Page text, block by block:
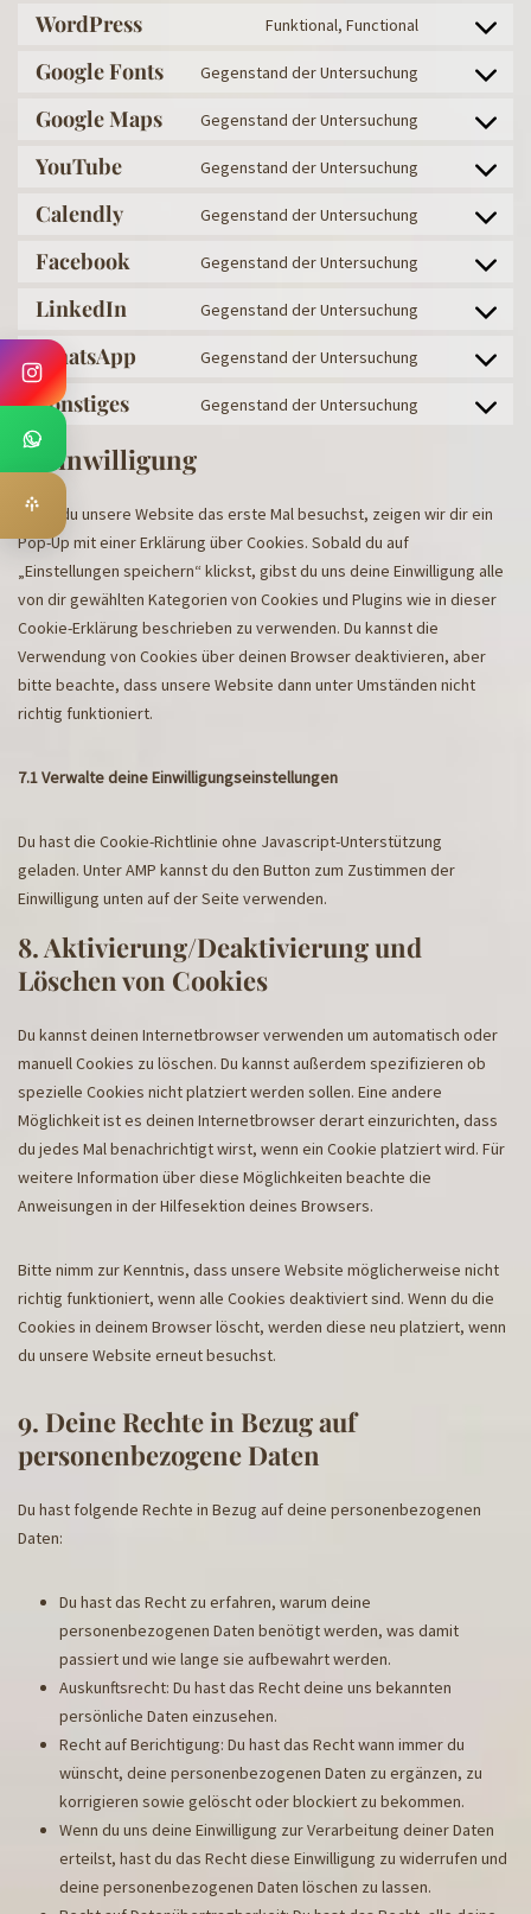
WordPress Funktional, Functional
Google Fonts Gegenstand der Untersuchung
Google Maps Gegenstand der Untersuchung
YouTube Gegenstand der Untersuchung
Calendly Gegenstand der Untersuchung
Facebook Gegenstand der Untersuchung
LinkedIn Gegenstand der Untersuchung
WhatsApp Gegenstand der Untersuchung
Sonstiges Gegenstand der Untersuchung
7. Einwilligung
Wenn du unsere Website das erste Mal besuchst, zeigen wir dir ein
Pop-Up mit einer Erklärung über Cookies. Sobald du auf
„Einstellungen speichern“ klickst, gibst du uns deine Einwilligung alle
von dir gewählten Kategorien von Cookies und Plugins wie in dieser
Cookie-Erklärung beschrieben zu verwenden. Du kannst die
Verwendung von Cookies über deinen Browser deaktivieren, aber
bitte beachte, dass unsere Website dann unter Umständen nicht
richtig funktioniert.
7.1 Verwalte deine Einwilligungseinstellungen
Du hast die Cookie-Richtlinie ohne Javascript-Unterstützung
geladen. Unter AMP kannst du den Button zum Zustimmen der
Einwilligung unten auf der Seite verwenden.
8. Aktivierung/Deaktivierung und
Löschen von Cookies
Du kannst deinen Internetbrowser verwenden um automatisch oder
manuell Cookies zu löschen. Du kannst außerdem spezifizieren ob
spezielle Cookies nicht platziert werden sollen. Eine andere
Möglichkeit ist es deinen Internetbrowser derart einzurichten, dass
du jedes Mal benachrichtigt wirst, wenn ein Cookie platziert wird. Für
weitere Information über diese Möglichkeiten beachte die
Anweisungen in der Hilfesektion deines Browsers.
Bitte nimm zur Kenntnis, dass unsere Website möglicherweise nicht
richtig funktioniert, wenn alle Cookies deaktiviert sind. Wenn du die
Cookies in deinem Browser löscht, werden diese neu platziert, wenn
du unsere Website erneut besuchst.
9. Deine Rechte in Bezug auf
personenbezogene Daten
Du hast folgende Rechte in Bezug auf deine personenbezogenen
Daten:
Du hast das Recht zu erfahren, warum deine
personenbezogenen Daten benötigt werden, was damit
passiert und wie lange sie aufbewahrt werden.
Auskunftsrecht: Du hast das Recht deine uns bekannten
persönliche Daten einzusehen.
Recht auf Berichtigung: Du hast das Recht wann immer du
wünscht, deine personenbezogenen Daten zu ergänzen, zu
korrigieren sowie gelöscht oder blockiert zu bekommen.
Wenn du uns deine Einwilligung zur Verarbeitung deiner Daten
erteilst, hast du das Recht diese Einwilligung zu widerrufen und
deine personenbezogenen Daten löschen zu lassen.